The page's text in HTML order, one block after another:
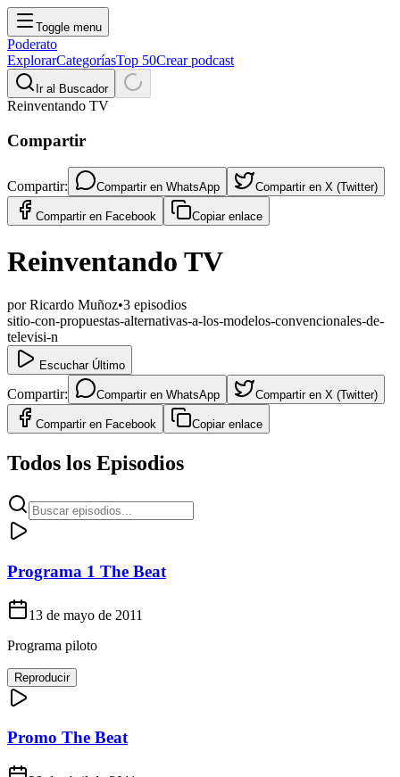
Toggle menu
Poderato
ExplorarCategoríasTop 50Crear podcast
Ir al Buscador
Reinventando TV
Compartir
Compartir: Compartir en WhatsApp Compartir en X (Twitter)
Compartir en Facebook Copiar enlace
Reinventando TV
porRicardo Muñoz•3 episodios
sitio-con-propuestas-alternativas-a-los-modelos-convencionales-de-
televisi-n
Escuchar Último
Compartir: Compartir en WhatsApp Compartir en X (Twitter)
Compartir en Facebook Copiar enlace
Todos los Episodios
Programa 1 The Beat
13 de mayo de 2011
Programa piloto
Reproducir
Promo The Beat